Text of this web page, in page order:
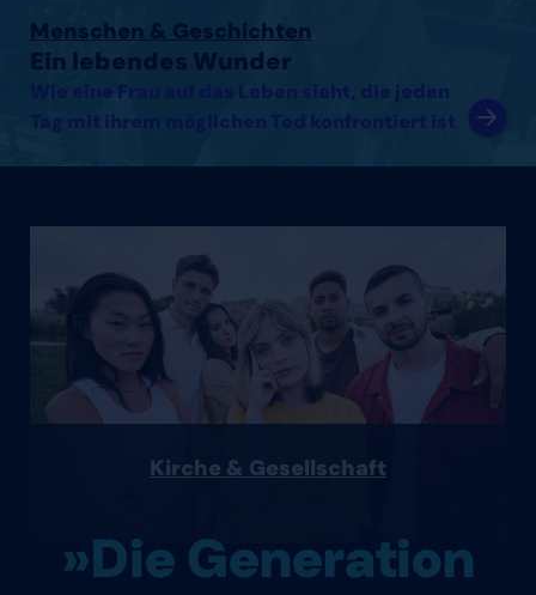
Menschen & Geschichten
Ein lebendes Wunder
Wie eine Frau auf das Leben sieht, die jeden
Tag mit ihrem möglichen Tod konfrontiert ist
Kirche & Gesellschaft
»Die Generation